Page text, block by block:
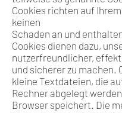
Cookies richten auf
keinen
Schaden an und
Cookies dienen dazu,
nutzerfreundlicher,
und sicherer zu machen.
kleine Textdateien, die
Rechner abgelegt
Browser speichert. Die